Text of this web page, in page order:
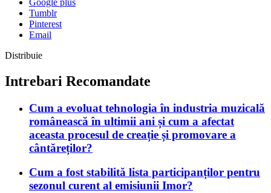
Tumblr
Pinterest
Email
Distribuie
Intrebari Recomandate
Cum a evoluat tehnologia în industria muzicală
românească în ultimii ani și cum a afectat
aceasta procesul de creație și promovare a
cântăreților?
Cum a fost stabilită lista participanților pentru
sezonul curent al emisiunii Imor?